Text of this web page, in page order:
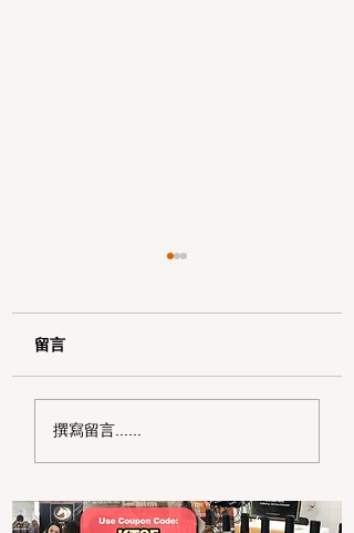
2026 湾区独立日遛娃
留言
撰寫留言......